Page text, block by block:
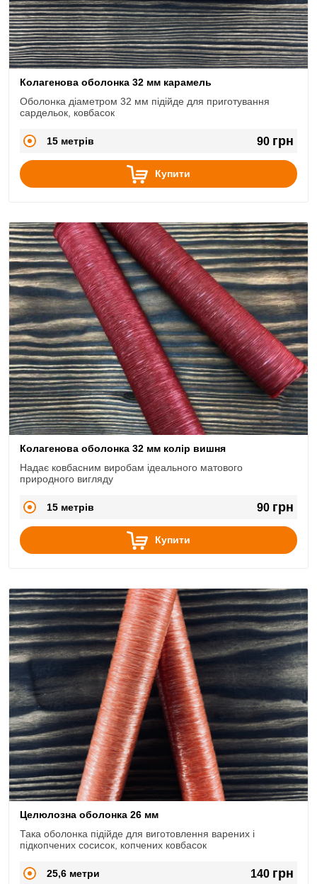
Колагенова оболонка 32 мм карамель
Оболонка діаметром 32 мм підійде для приготування
сардельок, ковбасок
15 метрів 90 грн
Купити
Колагенова оболонка 32 мм колір вишня
Надає ковбасним виробам ідеального матового
природного вигляду
15 метрів 90 грн
Купити
Целюлозна оболонка 26 мм
Така оболонка підійде для виготовлення варених і
підкопчених сосисок, копчених ковбасок
25,6 метри 140 грн